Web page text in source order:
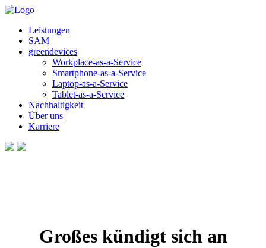
Leistungen
SAM
greendevices
Workplace-as-a-Service
Smartphone-as-a-Service
Laptop-as-a-Service
Tablet-as-a-Service
Nachhaltigkeit
Über uns
Karriere
Großes kündigt sich an